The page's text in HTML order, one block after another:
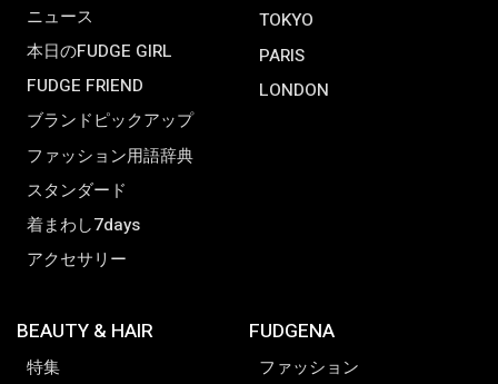
ニュース
本日のFUDGE GIRL
FUDGE FRIEND
ブランドピックアップ
ファッション用語辞典
スタンダード
着まわし7days
アクセサリー
TOKYO
PARIS
LONDON
BEAUTY & HAIR
特集
FUDGENA
ファッション